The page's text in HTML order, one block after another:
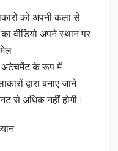
को अपनी कला से
वीडियो अपने स्थान पर
मेल
अटेचमेंट के रूप में
द्वारा बनाए जाने
से अधिक नहीं होगी।